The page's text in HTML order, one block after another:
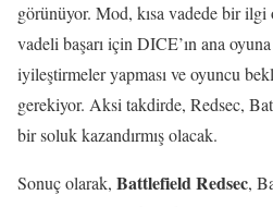
görünüyor. Mod, kısa vadede bir ilgi
vadeli başarı için DICE’ın ana
iyileştirmeler yapması ve oyuncu
gerekiyor. Aksi takdirde, Redsec,
bir soluk kazandırmış olacak.
Sonuç olarak, Battlefield Redsec,